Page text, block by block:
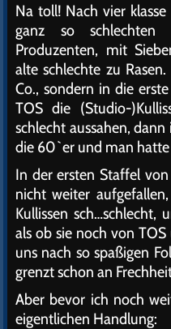
Na toll! Nach vier
ganz so
Produzenten, mit
alte schlechte zu
Co., sondern in die
TOS die (Studio-
schlecht aussahen,
die 60`er und man hatte
In der ersten Staffel
nicht weiter
Kullissen sch…schlecht,
als ob sie noch von
uns nach so spaßigen
grenzt schon an
Aber bevor ich noch
eigentlichen Handlung: